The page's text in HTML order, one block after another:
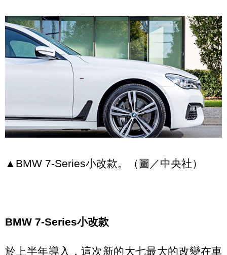
▲BMW 7-Series小改款。（圖／中央社）
BMW 7-Series小改款
於上半年導入，這次新的大七最大的改變在車